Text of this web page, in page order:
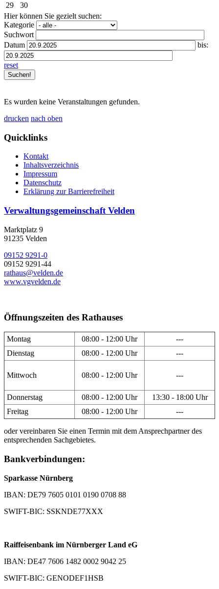
29
30
Hier können Sie gezielt suchen:
Kategorie
Suchwort
Datum
bis:
reset
Es wurden keine Veranstaltungen gefunden.
drucken nach oben
Quicklinks
Kontakt
Inhaltsverzeichnis
Impressum
Datenschutz
Erklärung zur Barrierefreiheit
Verwaltungsgemeinschaft Velden
Marktplatz 9
91235 Velden
09152 9291-0
09152 9291-44
rathaus@velden.de
www.vgvelden.de
Öffnungszeiten des Rathauses
Montag 08:00 - 12:00 Uhr
---
Dienstag
08:00 - 12:00 Uhr ---
Mittwoch 08:00 - 12:00 Uhr ---
Donnerstag 08:00 - 12:00 Uhr
13:30 - 18:00 Uhr
Freitag
08:00 - 12:00 Uhr ---
oder vereinbaren Sie einen Termin mit dem Ansprechpartner des
entsprechenden Sachgebietes.
Bankverbindungen:
Sparkasse Nürnberg
IBAN: DE79 7605 0101 0190 0708 88
SWIFT-BIC: SSKNDE77XXX
Raiffeisenbank im Nürnberger Land eG
IBAN: DE47 7606 1482 0002 9042 25
SWIFT-BIC: GENODEF1HSB